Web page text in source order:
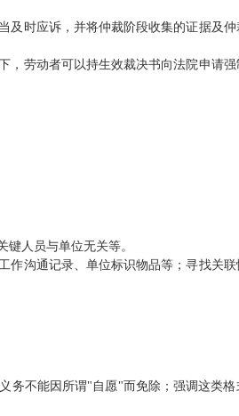
及时应诉，并将仲裁阶段收集的证据及
，劳动者可以持生效裁决书向法院申请强
人员与单位无关等。
作沟通记录、单位标识物品等；寻找关
务不能因所谓"自愿"而免除；强调这类